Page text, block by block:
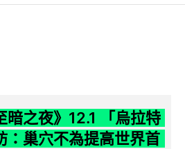
暗之夜》12.1 「烏拉特
：巢穴不為提高世界首